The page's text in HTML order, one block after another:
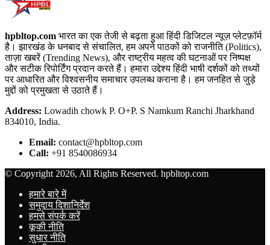
hpbltop.com भारत का एक तेजी से बढ़ता हुआ हिंदी डिजिटल न्यूज़ प्लेटफ़ॉर्म
है। झारखंड के धनबाद से संचालित, हम अपने पाठकों को राजनीति (Politics),
ताज़ा खबरें (Trending News), और राष्ट्रीय महत्व की घटनाओं पर निष्पक्ष
और सटीक रिपोर्टिंग प्रदान करते हैं। हमारा उद्देश्य हिंदी भाषी दर्शकों को तथ्यों
पर आधारित और विश्वसनीय समाचार उपलब्ध कराना है। हम जनहित से जुड़े
मुद्दों को प्रमुखता से उठाते हैं।
Address: Lowadih chowk P. O+P. S Namkum Ranchi Jharkhand
834010, India.
Email: contact@hpbltop.com
Call: +91 8540086934
© Copyright 2026, All Rights Reserved. hpbltop.com
हमारे बारे में
समुदाय दिशानिर्देश
हमसे संपर्क करें
कूकी नीति
सुधार नीति